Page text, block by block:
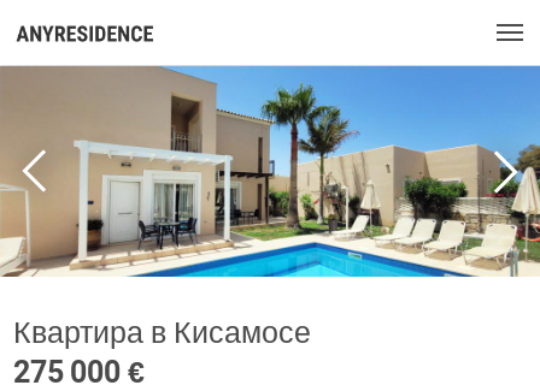
Квартира в Кисамосе
275 000 €